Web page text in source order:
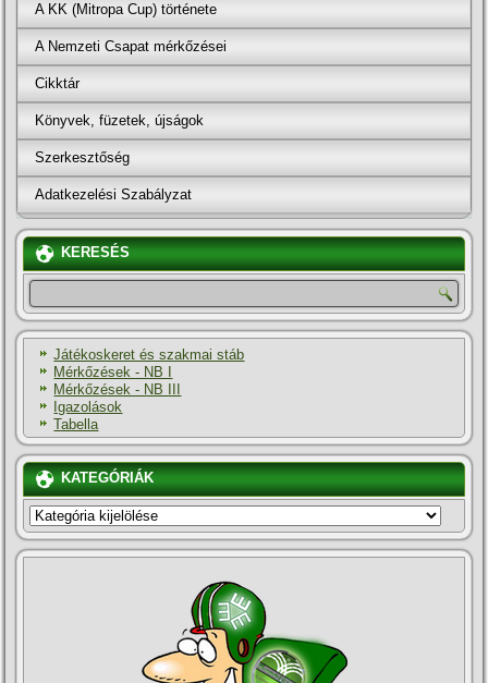
A KK (Mitropa Cup) története
A Nemzeti Csapat mérkőzései
Cikktár
Könyvek, füzetek, újságok
Szerkesztőség
Adatkezelési Szabályzat
KERESÉS
Játékoskeret és szakmai stáb
Mérkőzések - NB I
Mérkőzések - NB III
Igazolások
Tabella
KATEGÓRIÁK
KATEGÓRIÁK